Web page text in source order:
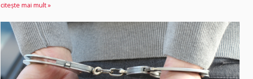
citește mai mult »